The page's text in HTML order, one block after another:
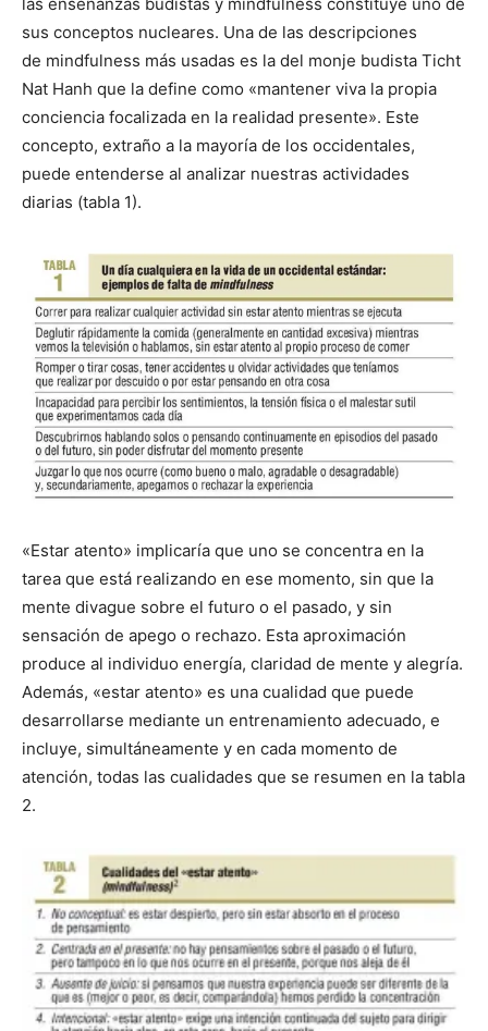
las enseñanzas budistas y mindfulness constituye uno de
sus conceptos nucleares. Una de las descripciones
de mindfulness más usadas es la del monje budista Ticht
Nat Hanh que la define como «mantener viva la propia
conciencia focalizada en la realidad presente». Este
concepto, extraño a la mayoría de los occidentales,
puede entenderse al analizar nuestras actividades
diarias (tabla 1).
«Estar atento» implicaría que uno se concentra en la
tarea que está realizando en ese momento, sin que la
mente divague sobre el futuro o el pasado, y sin
sensación de apego o rechazo. Esta aproximación
produce al individuo energía, claridad de mente y alegría.
Además, «estar atento» es una cualidad que puede
desarrollarse mediante un entrenamiento adecuado, e
incluye, simultáneamente y en cada momento de
atención, todas las cualidades que se resumen en la tabla
2.